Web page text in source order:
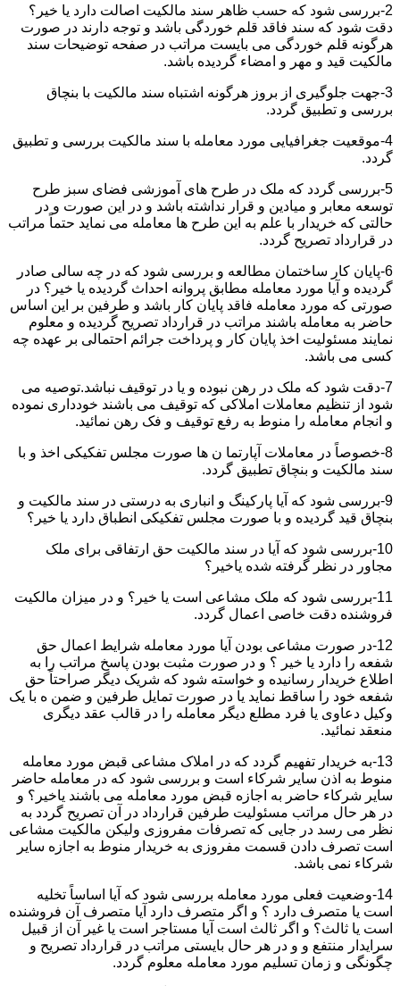
2-بررسی شود که حسب ظاهر سند مالکیت اصالت دارد یا خیر؟
دقت شود که سند فاقد قلم خوردگی باشد و توجه دارند در صورت
هرگونه قلم خوردگی می بایست مراتب در صفحه توضیحات سند
مالکیت قید و مهر و امضاء گردیده باشد.
3-جهت جلوگیری از بروز هرگونه اشتباه سند مالکیت با بنچاق
بررسی و تطبیق گردد.
4-موقعیت جغرافیایی مورد معامله با سند مالکیت بررسی و تطبیق
گردد.
5-بررسی گردد که ملک در طرح های آموزشی فضای سبز طرح
توسعه معابر و میادین و قرار نداشته باشد و در این صورت و در
حالتی که خریدار با علم به این طرح ها معامله می نماید حتماً مراتب
در قرارداد تصریح گردد.
6-پایان کار ساختمان مطالعه و بررسی شود که در چه سالی صادر
گردیده و آیا مورد معامله مطابق پروانه احداث گردیده یا خیر؟ در
صورتی که مورد معامله فاقد پایان کار باشد و طرفین بر این اساس
حاضر به معامله باشند مراتب در قرارداد تصریح گردیده و معلوم
نمایند مسئولیت اخذ پایان کار و پرداخت جرائم احتمالی بر عهده چه
کسی می باشد.
7-دقت شود که ملک در رهن نبوده و یا در توقیف نباشد.توصیه می
شود از تنظیم معاملات املاکی که توقیف می باشند خودداری نموده
و انجام معامله را منوط به رفع توقیف و فک رهن نمائید.
8-خصوصاً در معاملات آپارتما ن ها صورت مجلس تفکیکی اخذ و با
سند مالکیت و بنچاق تطبیق گردد.
9-بررسی شود که آیا پارکینگ و انباری به درستی در سند مالکیت و
بنچاق قید گردیده و با صورت مجلس تفکیکی انطباق دارد یا خیر؟
10-بررسی شود که آیا در سند مالکیت حق ارتفاقی برای ملک
مجاور در نظر گرفته شده یاخیر؟
11-بررسی شود که ملک مشاعی است یا خیر؟ و در میزان مالکیت
فروشنده دقت خاصی اعمال گردد.
12-در صورت مشاعی بودن آیا مورد معامله شرایط اعمال حق
شفعه را دارد یا خیر ؟ و در صورت مثبت بودن پاسخ مراتب را به
اطلاع خریدار رسانیده و خواسته شود که شریک دیگر صراحتاً حق
شفعه خود را ساقط نماید یا در صورت تمایل طرفین و ضمن ه با یک
وکیل دعاوی یا فرد مطلع دیگر معامله را در قالب عقد دیگری
منعقد نمائید.
13-به خریدار تفهیم گردد که در املاک مشاعی قبض مورد معامله
منوط به اذن سایر شرکاء است و بررسی شود که در معامله حاضر
سایر شرکاء حاضر به اجازه قبض مورد معامله می باشند یاخیر؟ و
در هر حال مراتب مسئولیت طرفین قرارداد در آن تصریح گردد به
نظر می رسد در جایی که تصرفات مفروزی ولیکن مالکیت مشاعی
است تصرف دادن قسمت مفروزی به خریدار منوط به اجازه سایر
شرکاء نمی باشد.
14-وضعیت فعلی مورد معامله بررسی شود که آیا اساساً تخلیه
است یا متصرف دارد ؟ و اگر متصرف دارد آیا متصرف آن فروشنده
است یا ثالث؟ و اگر ثالث است آیا مستاجر است یا غیر آن از قبیل
سرایدار منتفع و و در هر حال بایستی مراتب در قرارداد تصریح و
چگونگی و زمان تسلیم مورد معامله معلوم گردد.